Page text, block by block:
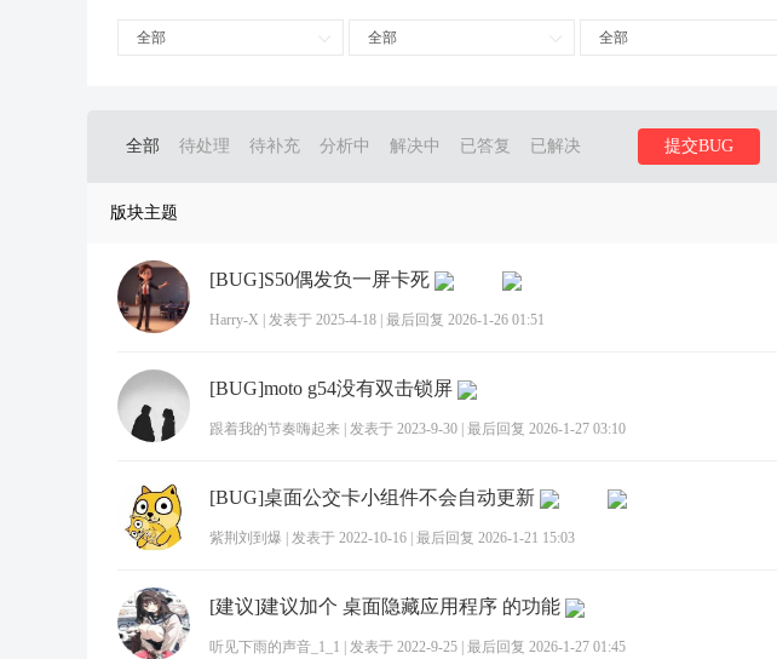
全部 全部 全部
全部 待处理 待补充 分析中 解决中 已答复 已解决 提交BUG
版块主题
[BUG]S50偶发负一屏卡死
Harry-X 发表于 2025-4-18 最后回复 2026-1-26 01:51
[BUG]moto g54没有双击锁屏
跟着我的节奏嗨起来 发表于 2023-9-30 最后回复 2026-1-27 03:10
[BUG]桌面公交卡小组件不会自动更新
紫荆刘到爆 发表于 2022-10-16 最后回复 2026-1-21 15:03
[建议]建议加个 桌面隐藏应用程序 的功能
听见下雨的声音_1_1 发表于 2022-9-25 最后回复 2026-1-27 01:45